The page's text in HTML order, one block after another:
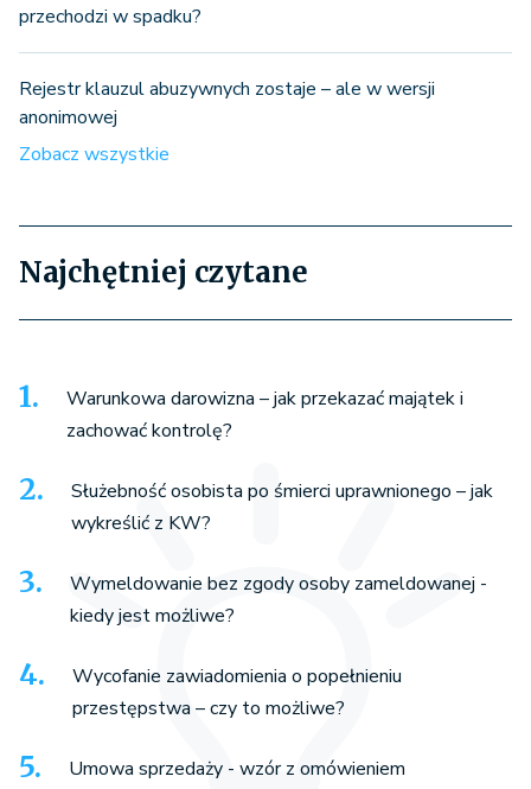
przechodzi w spadku?
Rejestr klauzul abuzywnych zostaje – ale w wersji
anonimowej
Zobacz wszystkie
Najchętniej czytane
Warunkowa darowizna – jak przekazać majątek i
zachować kontrolę?
Służebność osobista po śmierci uprawnionego – jak
wykreślić z KW?
Wymeldowanie bez zgody osoby zameldowanej -
kiedy jest możliwe?
Wycofanie zawiadomienia o popełnieniu
przestępstwa – czy to możliwe?
Umowa sprzedaży - wzór z omówieniem